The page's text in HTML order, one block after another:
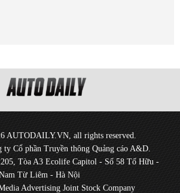
AUTODAILY.VN, all rights reserved.
ty Cổ phần Truyền thông Quảng cáo A&D.
Tòa A3 Ecolife Capitol - Số 58 Tố Hữu -
Từ Liêm - Hà Nội
Advertising Joint Stock Company